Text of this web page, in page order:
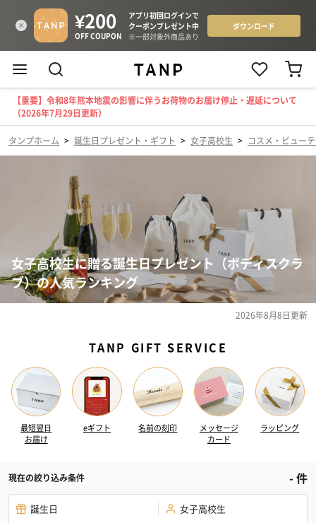
【重要】令和8年熊本地震の影響に伴うお荷物のお届け停止・遅延について
（2026年7月29日更新）
タンプホーム > 誕生日プレゼント・ギフト > 女子高校生 > コスメ・ビュー
女子高校生に贈る誕生日プレゼント（ボディスクラ
ブ）の人気ランキング
2026年8月8日更新
TANP GIFT SERVICE
最短翌日
お届け
eギフト 名前の刻印
メッセージ
カード
ラッピング
現在の絞り込み条件 -件
誕生日 女子高校生